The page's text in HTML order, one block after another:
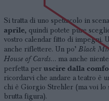
Si tratta di uno spettacolo in
aprile, quindi potete pure
vostro calendar fitto di impegni.
anche riflettere. Un po’ Black
House of Cards… ma anche
perfetta per uscire dalla
ricordarvi che andare a teatro è
chi è Giorgio Strehler (ma voi lo
brutta figura).